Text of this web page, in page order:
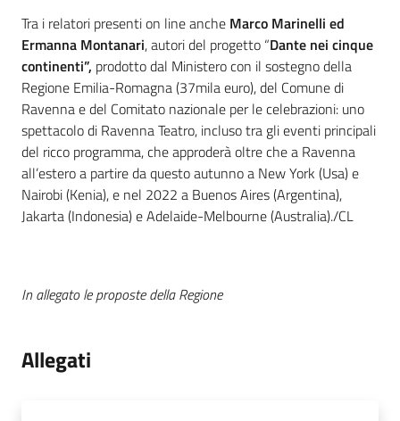
Tra i relatori presenti on line anche Marco Marinelli ed
Ermanna Montanari, autori del progetto “Dante nei cinque
continenti”, prodotto dal Ministero con il sostegno della
Regione Emilia-Romagna (37mila euro), del Comune di
Ravenna e del Comitato nazionale per le celebrazioni: uno
spettacolo di Ravenna Teatro, incluso tra gli eventi principali
del ricco programma, che approderà oltre che a Ravenna
all’estero a partire da questo autunno a New York (Usa) e
Nairobi (Kenia), e nel 2022 a Buenos Aires (Argentina),
Jakarta (Indonesia) e Adelaide-Melbourne (Australia)./CL
In allegato le proposte della Regione
Allegati